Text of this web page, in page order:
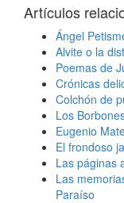
Artículos
Ángel
Alvite o la
Poemas de
Crónicas
Colchón de
Los
Eugenio
El frondoso
Las páginas
Las
Paraíso